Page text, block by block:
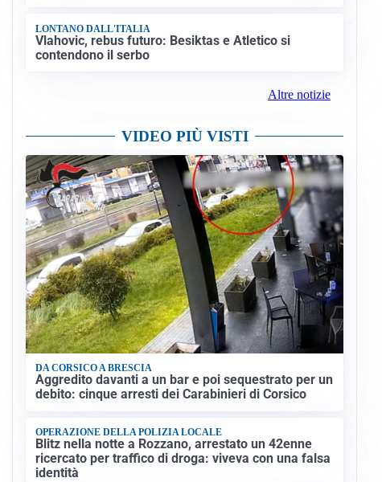
LONTANO DALL'ITALIA
Vlahovic, rebus futuro: Besiktas e Atletico si
contendono il serbo
Altre notizie
VIDEO PIÙ VISTI
DA CORSICO A BRESCIA
Aggredito davanti a un bar e poi sequestrato per un
debito: cinque arresti dei Carabinieri di Corsico
OPERAZIONE DELLA POLIZIA LOCALE
Blitz nella notte a Rozzano, arrestato un 42enne
ricercato per traffico di droga: viveva con una falsa
identità